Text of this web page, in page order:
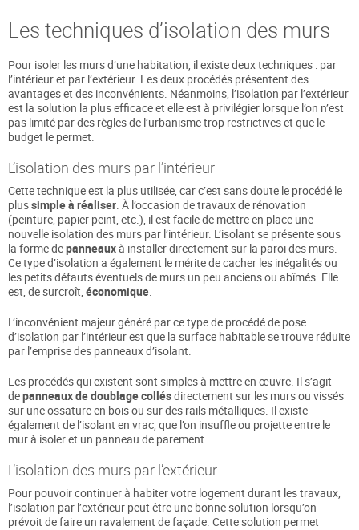
Les techniques d’isolation des murs
Pour isoler les murs d’une habitation, il existe deux techniques : par
l’intérieur et par l’extérieur. Les deux procédés présentent des
avantages et des inconvénients. Néanmoins, l’isolation par l’extérieur
est la solution la plus efficace et elle est à privilégier lorsque l’on n’est
pas limité par des règles de l’urbanisme trop restrictives et que le
budget le permet.
L’isolation des murs par l’intérieur
Cette technique est la plus utilisée, car c’est sans doute le procédé le
plussimpleà réaliser . À l’occasion de travaux de rénovation
(peinture, papier peint, etc.), il est facile de mettre en place une
nouvelle isolation des murs par l’intérieur. L’isolant se présente sous
la forme depanneauxà installer directement sur la paroi des murs.
Ce type d’isolation a également le mérite de cacher les inégalités ou
les petits défauts éventuels de murs un peu anciens ou abîmés. Elle
est, de surcroît, économique
L’inconvénient majeur généré par ce type de procédé de pose
d’isolation par l’intérieur est que la surface habitable se trouve réduite
par l’emprise des panneaux d’isolant.
Les procédés qui existent sont simples à mettre en œuvre. Il s’agit
depanneaux de doublage collésdirectement sur les murs ou vissés
sur une ossature en bois ou sur des rails métalliques. Il existe
également de l’isolant en vrac, que l’on insuffle ou projette entre le
mur à isoler et un panneau de parement.
L’isolation des murs par l’extérieur
Pour pouvoir continuer à habiter votre logement durant les travaux,
l’isolation par l’extérieur peut être une bonne solution lorsqu’on
prévoit de faire un ravalement de façade. Cette solution permet